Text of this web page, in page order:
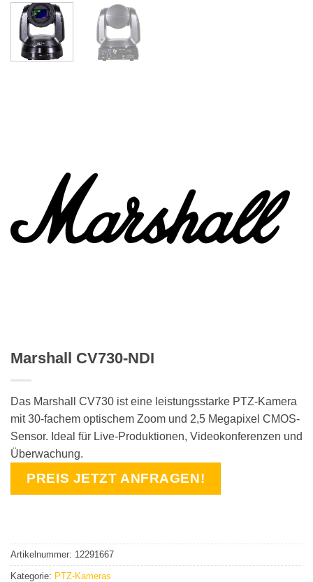
Marshall CV730-NDI
Das Marshall CV730 ist eine leistungsstarke PTZ-Kamera
mit 30-fachem optischem Zoom und 2,5 Megapixel CMOS-
Sensor. Ideal für Live-Produktionen, Videokonferenzen und
Überwachung.
PREIS JETZT ANFRAGEN!
Artikelnummer: 12291667
Kategorie: PTZ-Kameras